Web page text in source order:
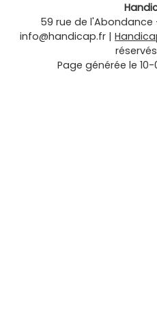
59 rue de l'Abondance
info@handicap.fr |
Page générée le